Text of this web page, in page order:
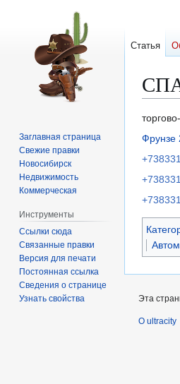
Перейти
к
Перейти
к
Фрунзе
Статья
Заглавная страница
Свежие правки
Новосибирск
Недвижимость
Коммерческая
Инструменты
Ссылки сюда
Связанные правки
Версия для печати
Постоянная ссылка
Сведения о странице
Узнать свойства
Эта
О ultracity